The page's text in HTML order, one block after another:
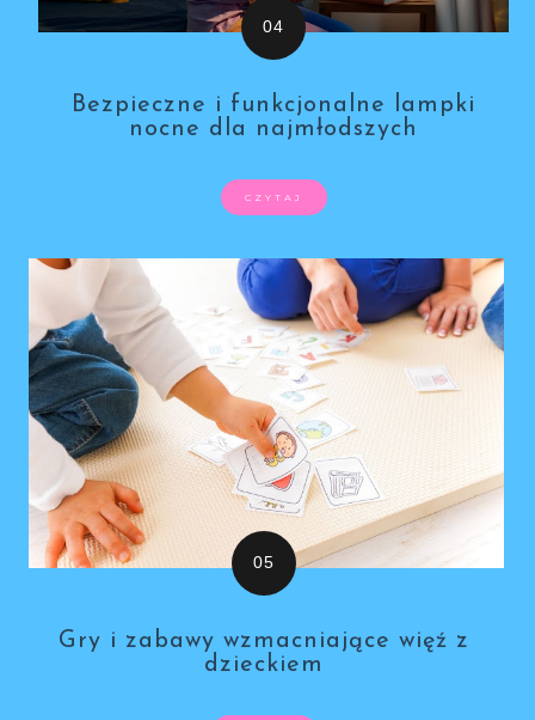
Bezpieczne i funkcjonalne lampki
nocne dla najmłodszych
CZYTAJ
Gry i zabawy wzmacniające więź z
dzieckiem